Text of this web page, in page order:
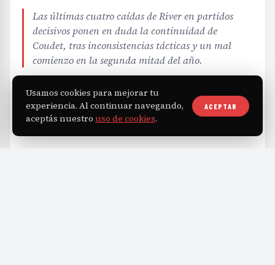
Las últimas cuatro caídas de River en partidos
decisivos ponen en duda la continuidad de
Coudet, tras inconsistencias tácticas y un mal
comienzo en la segunda mitad del año.
EDITORIAL TEAM·Jul 26, 2026· 2 min de lectura
Fuente:lapaginamillonaria.com
Usamos cookies para mejorar tu
experiencia. Al continuar navegando,
aceptás nuestro uso de cookies.
ACEPTAR